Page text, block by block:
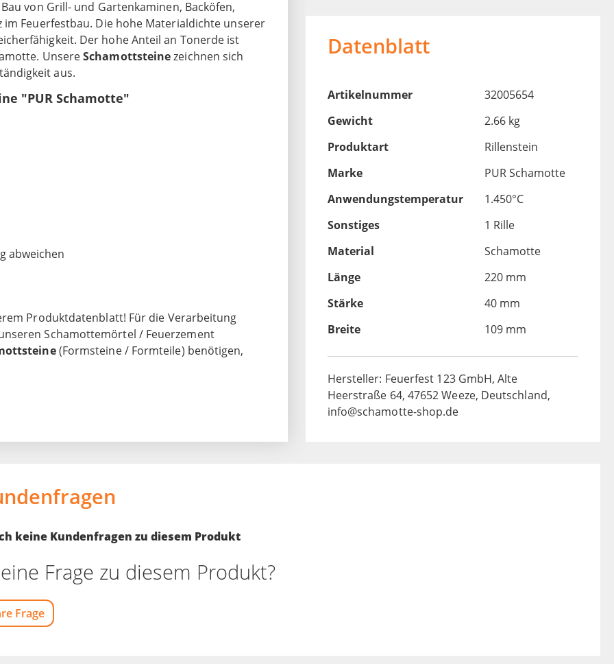
von Grill- und Gartenkaminen, Backöfen,
im Feuerfestbau. Die hohe Materialdichte unserer
Der hohe Anteil an Tonerde ist
UnsereSchamottsteinezeichnen sich
aus.
"PUR Schamotte"
abweichen
Produktdatenblatt! Für die Verarbeitung
Schamottemörtel / Feuerzement
(Formsteine / Formteile) benötigen,
Datenblatt
Artikelnummer
32005654
Gewicht
2.66 kg
Produktart
Rillenstein
Marke
PUR Schamotte
Anwendungstemperatur
1.450°C
Sonstiges
1 Rille
Material
Schamotte
Länge
220 mm
Stärke
40 mm
Breite
109 mm
Hersteller: Feuerfest 123 GmbH, Alte
Heerstraße 64, 47652 Weeze, Deutschland,
info@schamotte-shop.de
keine Kundenfragen zu diesem Produkt
Frage zu diesem Produkt?
Frage